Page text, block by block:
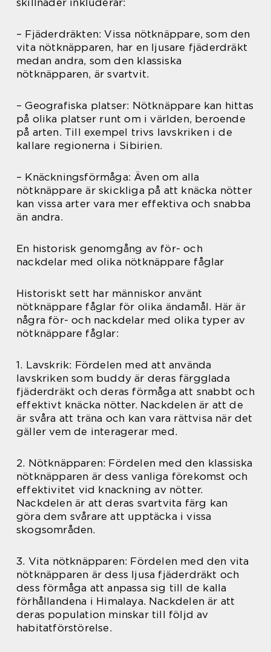
– Fjäderdräkten: Vissa nötknäppare, som den
vita nötknäpparen, har en ljusare fjäderdräkt
medan andra, som den klassiska
nötknäpparen, är svartvit.
– Geografiska platser: Nötknäppare kan hittas
på olika platser runt om i världen, beroende
på arten. Till exempel trivs lavskriken i de
kallare regionerna i Sibirien.
– Knäckningsförmåga: Även om alla
nötknäppare är skickliga på att knäcka nötter
kan vissa arter vara mer effektiva och snabba
än andra.
En historisk genomgång av för- och
nackdelar med olika nötknäppare fåglar
Historiskt sett har människor använt
nötknäppare fåglar för olika ändamål. Här är
några för- och nackdelar med olika typer av
nötknäppare fåglar:
1. Lavskrik: Fördelen med att använda
lavskriken som buddy är deras färgglada
fjäderdräkt och deras förmåga att snabbt och
effektivt knäcka nötter. Nackdelen är att de
är svåra att träna och kan vara rättvisa när det
gäller vem de interagerar med.
2. Nötknäpparen: Fördelen med den klassiska
nötknäpparen är dess vanliga förekomst och
effektivitet vid knackning av nötter.
Nackdelen är att deras svartvita färg kan
göra dem svårare att upptäcka i vissa
skogsområden.
3. Vita nötknäpparen: Fördelen med den vita
nötknäpparen är dess ljusa fjäderdräkt och
dess förmåga att anpassa sig till de kalla
förhållandena i Himalaya. Nackdelen är att
deras population minskar till följd av
habitatförstörelse.